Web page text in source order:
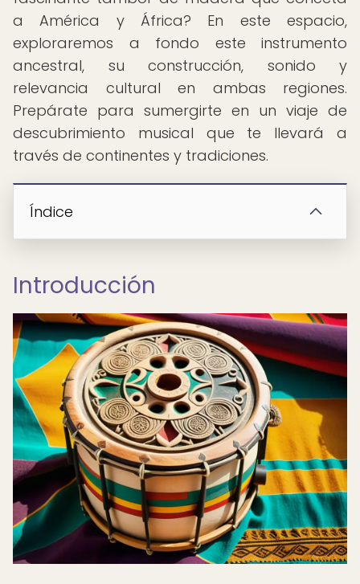
a América y África? En este espacio,
exploraremos a fondo este instrumento
ancestral, su construcción, sonido y
relevancia cultural en ambas regiones.
Prepárate para sumergirte en un viaje de
descubrimiento musical que te llevará a
través de continentes y tradiciones.
Índice
Introducción